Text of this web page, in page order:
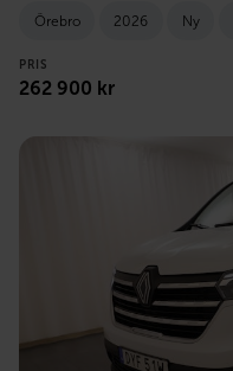
Örebro 2026 Ny
PRIS
262 900 kr